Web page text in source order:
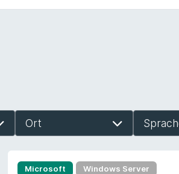
Ort
Microsoft Windows Server